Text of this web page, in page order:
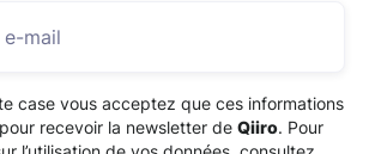
case vous acceptez que ces informations
recevoir la newsletter de Qiiro. Pour